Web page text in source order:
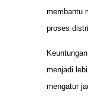
membantu
proses
menjadi
mengatur